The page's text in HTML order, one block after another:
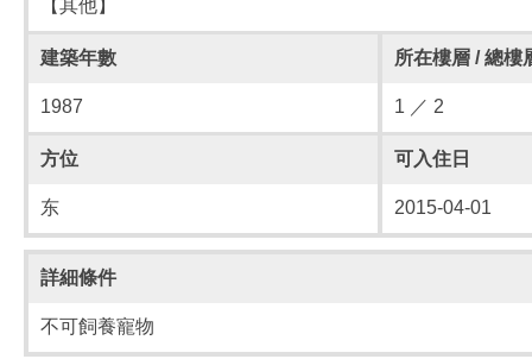
【其他】
建築年數 所在樓層 / 總樓
1987 1 ／ 2
方位 可入住日
东 2015-04-01
詳細條件
不可飼養寵物